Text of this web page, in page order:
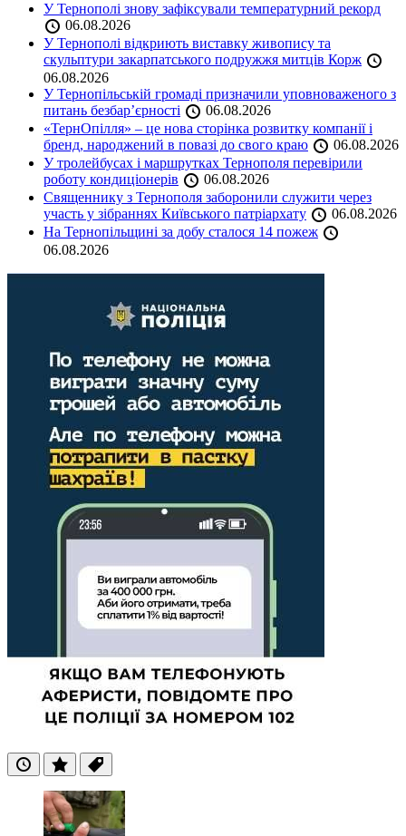
У Тернополі знову зафіксували температурний рекорд
06.08.2026
У Тернополі відкриють виставку живопису та
скульптури закарпатського подружжя митців Корж
06.08.2026
У Тернопільській громаді призначили уповноваженого з
питань безбар’єрності
06.08.2026
«ТернОпілля» – це нова сторінка розвитку компанії і
бренд, народжений в повазі до свого краю
06.08.2026
У тролейбусах і маршрутках Тернополя перевірили
роботу кондиціонерів
06.08.2026
Священнику з Тернополя заборонили служити через
участь у зібраннях Київського патріархату
06.08.2026
На Тернопільщині за добу сталося 14 пожеж
06.08.2026
ОстанніПопулярні
Теги